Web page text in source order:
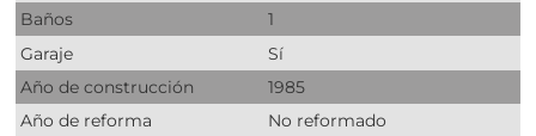
Baños
1
Garaje
Sí
Año de construcción
1985
Año de reforma
No reformado